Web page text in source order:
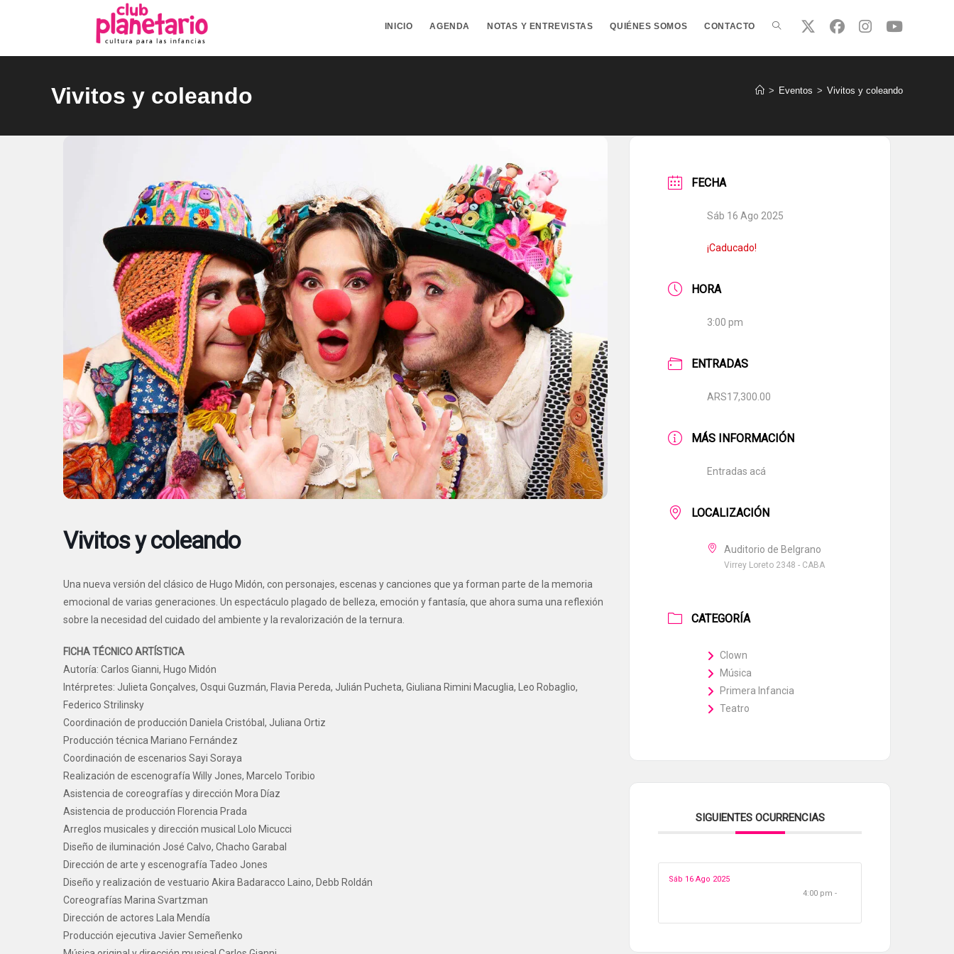
INICIO AGENDA NOTAS Y ENTREVISTAS QUIÉNES SOMOS CONTACTO ALTERNAR
Vivitos y coleando > Eventos > Vivitos y coleando
Vivitos y coleando
Una nueva versión del clásico de Hugo Midón, con personajes, escenas y canciones que ya forman parte de la memoria
emocional de varias generaciones. Un espectáculo plagado de belleza, emoción y fantasía, que ahora suma una reflexión
sobre la necesidad del cuidado del ambiente y la revalorización de la ternura.
FICHA TÉCNICO ARTÍSTICA
Autoría: Carlos Gianni, Hugo Midón
Intérpretes: Julieta Gonçalves, Osqui Guzmán, Flavia Pereda, Julián Pucheta, Giuliana Rimini Macuglia, Leo Robaglio,
Federico Strilinsky
Coordinación de producción Daniela Cristóbal, Juliana Ortiz
Producción técnica Mariano Fernández
Coordinación de escenarios Sayi Soraya
Realización de escenografía Willy Jones, Marcelo Toribio
Asistencia de coreografías y dirección Mora Díaz
Asistencia de producción Florencia Prada
Arreglos musicales y dirección musical Lolo Micucci
Diseño de iluminación José Calvo, Chacho Garabal
Dirección de arte y escenografía Tadeo Jones
Diseño y realización de vestuario Akira Badaracco Laino, Debb Roldán
Coreografías Marina Svartzman
Dirección de actores Lala Mendía
Producción ejecutiva Javier Semeñenko
FECHA
Sáb 16 Ago 2025
¡Caducado!
HORA
3:00 pm
ENTRADAS
ARS17,300.00
MÁS INFORMACIÓN
Entradas acá
LOCALIZACIÓN
Auditorio de Belgrano
Virrey Loreto 2348 - CABA
CATEGORÍA
Clown
Música
Primera Infancia
Teatro
SIGUIENTES OCURRENCIAS
Sáb 16 Ago 2025
4:00 pm -